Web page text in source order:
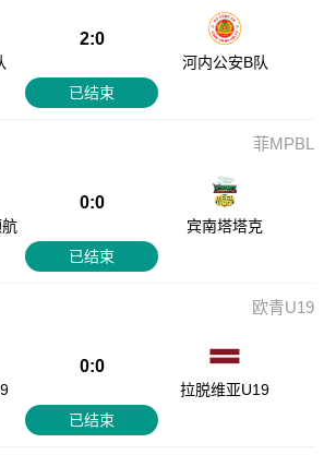
2:0
河内公安B队
已结束
菲MPBL
0:0
宾南塔塔克
已结束
欧青U19
0:0
拉脱维亚U19
已结束